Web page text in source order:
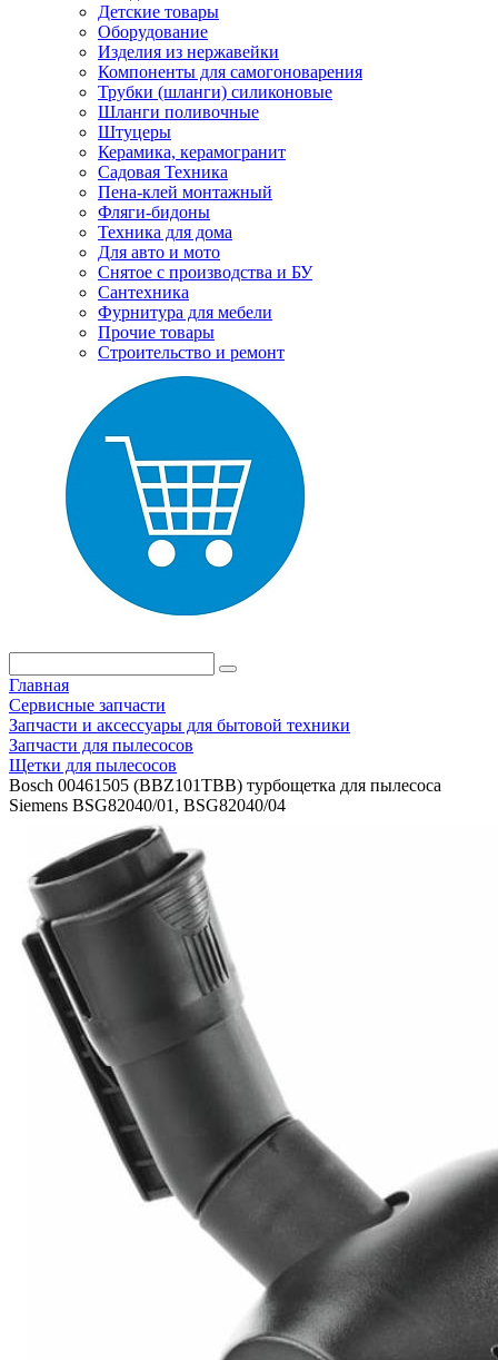
Детские товары
Оборудование
Изделия из нержавейки
Компоненты для самогоноварения
Трубки (шланги) силиконовые
Шланги поливочные
Штуцеры
Керамика, керамогранит
Садовая Техника
Пена-клей монтажный
Фляги-бидоны
Техника для дома
Для авто и мото
Снятое с производства и БУ
Сантехника
Фурнитура для мебели
Прочие товары
Строительство и ремонт
Главная
Сервисные запчасти
Запчасти и аксессуары для бытовой техники
Запчасти для пылесосов
Щетки для пылесосов
Bosch 00461505 (BBZ101TBB) турбощетка для пылесоса
Siemens BSG82040/01, BSG82040/04